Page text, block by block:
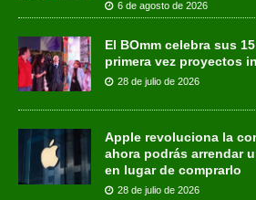
6 de agosto de 2026
El BOmm celebra sus
primera vez proyectos
28 de julio de 2026
Apple revoluciona la
ahora podrás arrendar
en lugar de comprarlo
28 de julio de 2026